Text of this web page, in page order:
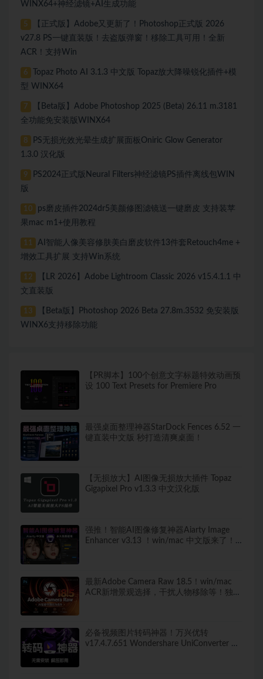
WINX64+神经滤镜+AI生成功能
5
【正式版】Adobe又更新了！Photoshop正式版 2026
v27.8 PS一键直装版！去盗版弹窗！移除工具可用！全新
ACR！支持Win
6
Topaz Photo AI 3.1.3 中文版 Topaz放大降噪锐化插件+模
型 WINX64
7
【Beta版】Adobe Photoshop 2025 (Beta) 26.11 m.3181
全功能免安装版WINX64
8
PS无损光效光晕生成扩展面板Oniric Glow Generator
1.3.0 汉化版
9
PS2024正式版Neural Filters神经滤镜PS插件离线包WIN
版
10
ps磨皮插件2024dr5美颜修图滤镜送一键磨皮 支持装苹
果mac m1+使用教程
11
AI智能人像美容修肤美白磨皮软件13件套Retouch4me +
增效工具扩展 支持Win系统
12
【LR 2026】Adobe Lightroom Classic 2026 v15.4.1.1 中
文直装版
13
【Beta版】Photoshop 2026 Beta 27.8m.3532 免安装版
WINX6支持移除功能
【PR脚本】100个创意文字标题特效动画预
设 100 Text Presets for Premiere Pro
最强桌面整理神器StarDock Fences 6.52 一
键直装中文版 秒打造清爽桌面！
【无损放大】AI图像无损放大插件 Topaz
Gigapixel Pro v1.3.3 中文汉化版
强推！智能AI图像修复神器Aiarty Image
Enhancer v3.13 ！win/mac 中文版来了！
最新Adobe Camera Raw 18.5！win/mac
ACR新增景观选择，干扰人物移除等！独立
必备视频图片转码神器！万兴优转
v17.4.7.651 Wondershare UniConverter 便